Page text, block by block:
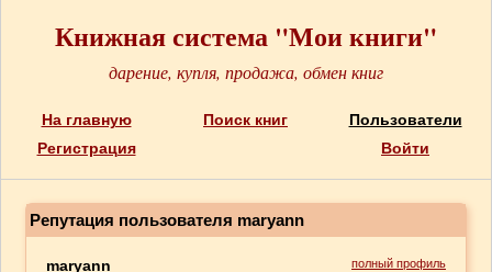
Книжная система "Мои книги"
дарение, купля, продажа, обмен книг
На главную Поиск книг
Пользователи
Регистрация
Войти
Репутация пользователя maryann
maryann полный профиль